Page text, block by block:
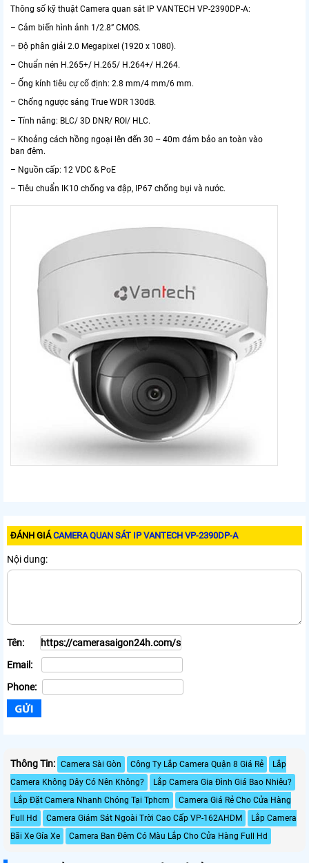
Thông số kỹ thuật Camera quan sát IP VANTECH VP-2390DP-A:
– Cảm biến hình ảnh 1/2.8” CMOS.
– Độ phân giải 2.0 Megapixel (1920 x 1080).
– Chuẩn nén H.265+/ H.265/ H.264+/ H.264.
– Ống kính tiêu cự cố định: 2.8 mm/4 mm/6 mm.
– Chống ngược sáng True WDR 130dB.
– Tính năng: BLC/ 3D DNR/ ROI/ HLC.
– Khoảng cách hồng ngoại lên đến 30 ~ 40m đảm bảo an toàn vào
ban đêm.
– Nguồn cấp: 12 VDC & PoE
– Tiêu chuẩn IK10 chống va đập, IP67 chống bụi và nước.
ĐÁNH GIÁCAMERA QUAN SÁT IP VANTECH VP-2390DP-A
Nội dung:
Tên:
Email:
Phone:
Thông Tin: Camera Sài Gòn Công Ty Lắp Camera Quận 8 Giá Rẻ
Lắp
Camera Không Dây Có Nên Không?
Lắp Camera Gia Đình Giá Bao Nhiêu?
Lắp Đặt Camera Nhanh Chóng Tại Tphcm
Camera Giá Rẻ Cho Cửa Hàng
Full Hd
Camera Giám Sát Ngoài Trời Cao Cấp VP-162AHDM
Lắp Camera
Bãi Xe Gía Xe
Camera Ban Đêm Có Màu Lắp Cho Cửa Hàng Full Hd